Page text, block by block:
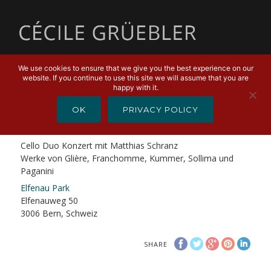
Liebesgrüsse aus Moskau
Cello Duo Konzert mit Matthias Schranz
Werke von Glière, Franchomme, Kummer, Sollima und
Paganini
Elfenau Park
Elfenauweg 50
3006 Bern, Schweiz
SHARE
We use cookies to ensure that we give you the best experience on our
website. If you continue to use this site we will assume that you are
happy with it.
OK PRIVACY POLICY